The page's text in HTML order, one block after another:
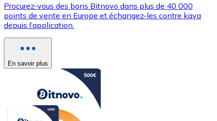
Procurez-vous des bons Bitnovo dans plus de 40 000
points de vente en Europe et échangez-les contre kava
depuis l’application.
En savoir plus